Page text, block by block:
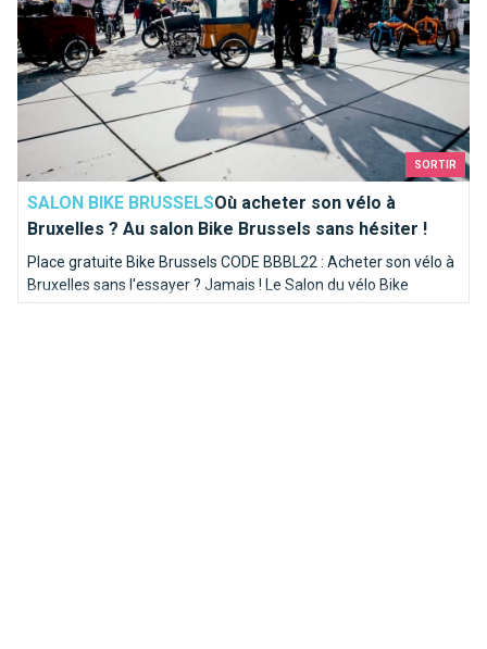
SORTIR
SALON BIKE BRUSSELSOù acheter son vélo à
Bruxelles ? Au salon Bike Brussels sans hésiter !
Place gratuite Bike Brussels CODE BBBL22 : Acheter son vélo à
Bruxelles sans l'essayer ? Jamais ! Le Salon du vélo Bike
Brussels revient enfin cette année sur le site de Tour & Taxis